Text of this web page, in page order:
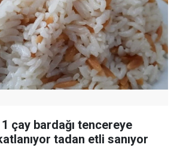
çay bardağı tencereye
tadan etli sanıyor